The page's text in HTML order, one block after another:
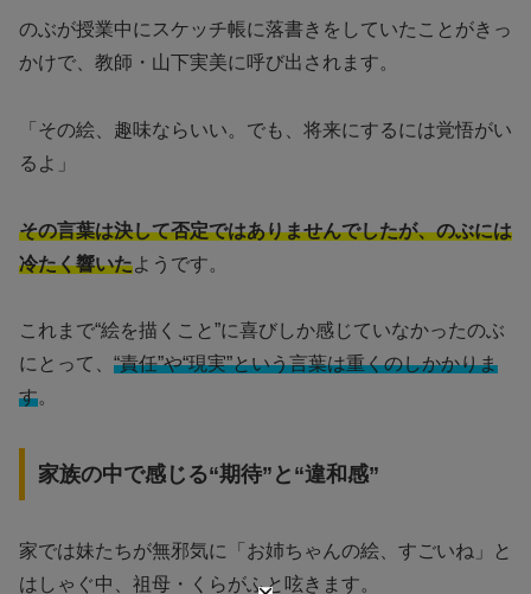
のぶが授業中にスケッチ帳に落書きをしていたことがきっ
かけで、教師・山下実美に呼び出されます。
「その絵、趣味ならいい。でも、将来にするには覚悟がい
るよ」
その言葉は決して否定ではありませんでしたが、のぶには
冷たく響いたようです。
これまで“絵を描くこと”に喜びしか感じていなかったのぶ
にとって、 “責任”や“現実”という言葉は重くのしかかりま
す。
家族の中で感じる“期待”と“違和感”
家では妹たちが無邪気に「お姉ちゃんの絵、すごいね」と
はしゃぐ中、祖母・くらがふと呟きます。